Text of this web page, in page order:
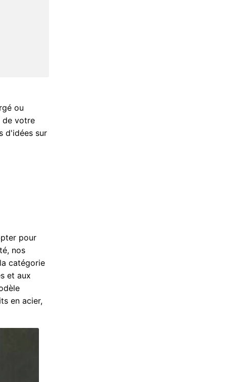
ou
de votre
d'idées sur
pour
nos
catégorie
et aux
en acier,